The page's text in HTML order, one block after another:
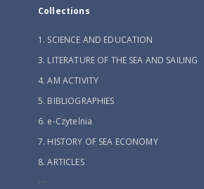
Collections
1. SCIENCE AND EDUCATION
3. LITERATURE OF THE SEA AND SAILING
4. AM ACTIVITY
5. BIBLIOGRAPHIES
6. e-Czytelnia
7. HISTORY OF SEA ECONOMY
8. ARTICLES
...